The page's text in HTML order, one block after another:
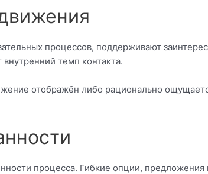
процессов, поддерживают
темп контакта.
отображён либо рационально
процесса. Гибкие опции,